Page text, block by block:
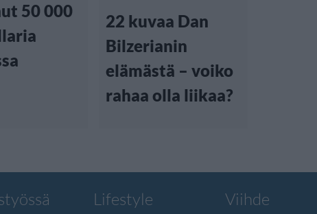
50 000
22 kuvaa Dan
Bilzerianin
elämästä – voiko
rahaa olla liikaa?
Lifestyle Viihde